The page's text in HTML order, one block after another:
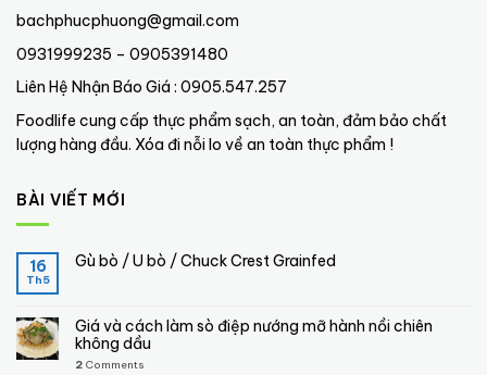
bachphucphuong@gmail.com
0931999235 – 0905391480
Liên Hệ Nhận Báo Giá : 0905.547.257
Foodlife cung cấp thực phẩm sạch, an toàn, đảm bảo chất
lượng hàng đầu. Xóa đi nỗi lo về an toàn thực phẩm !
BÀI VIẾT MỚI
16
Th5
Gù bò / U bò / Chuck Crest Grainfed
Giá và cách làm sò điệp nướng mỡ hành nồi chiên
không dầu
2 Comments